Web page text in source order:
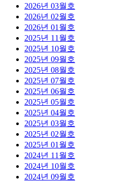
2026년 03월호
2026년 02월호
2026년 01월호
2025년 11월호
2025년 10월호
2025년 09월호
2025년 08월호
2025년 07월호
2025년 06월호
2025년 05월호
2025년 04월호
2025년 03월호
2025년 02월호
2025년 01월호
2024년 11월호
2024년 10월호
2024년 09월호